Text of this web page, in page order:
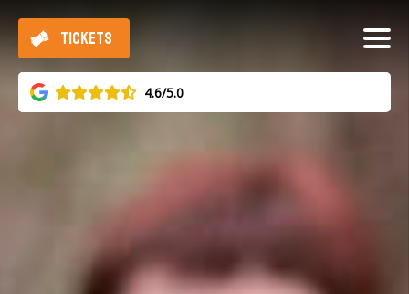
4.6/5.0
TICKETS